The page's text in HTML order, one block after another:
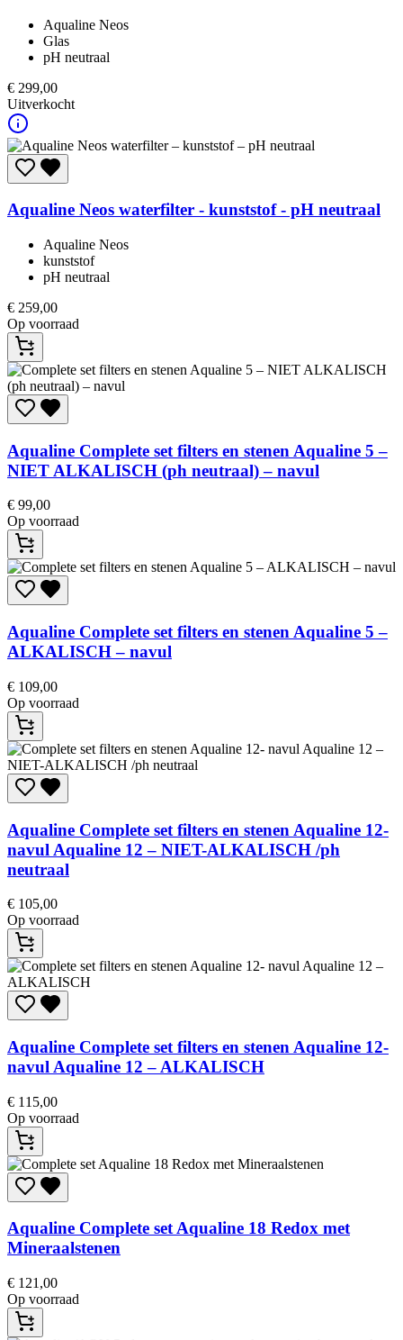
Aqualine Neos
Glas
pH neutraal
€ 299,00
Uitverkocht
Aqualine Neos waterfilter - kunststof - pH neutraal
Aqualine Neos
kunststof
pH neutraal
€ 259,00
Op voorraad
Aqualine Complete set filters en stenen Aqualine 5 –
NIET ALKALISCH (ph neutraal) – navul
€ 99,00
Op voorraad
Aqualine Complete set filters en stenen Aqualine 5 –
ALKALISCH – navul
€ 109,00
Op voorraad
Aqualine Complete set filters en stenen Aqualine 12-
navul Aqualine 12 – NIET-ALKALISCH /ph
neutraal
€ 105,00
Op voorraad
Aqualine Complete set filters en stenen Aqualine 12-
navul Aqualine 12 – ALKALISCH
€ 115,00
Op voorraad
Aqualine Complete set Aqualine 18 Redox met
Mineraalstenen
€ 121,00
Op voorraad